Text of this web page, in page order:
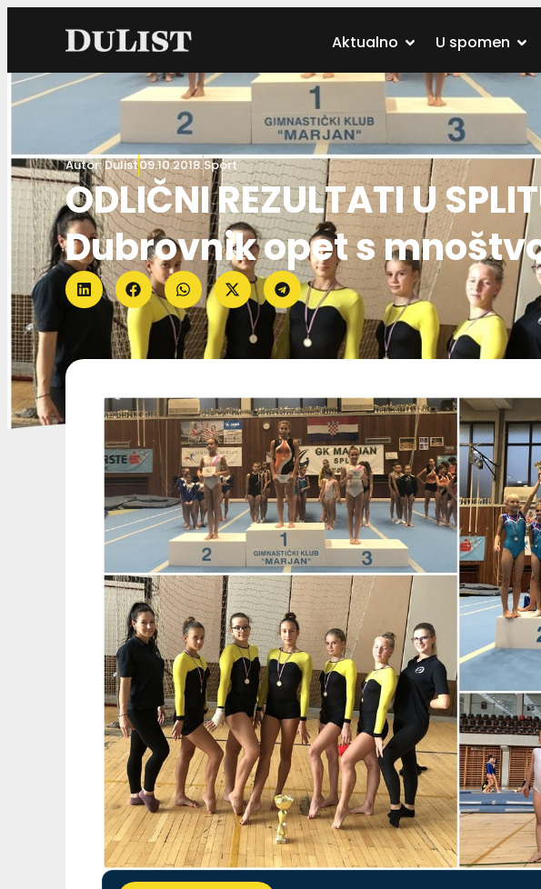
Aktualno U spomen
Autor:Dulist09.10.2018.Sport
ODLIČNI REZULTATI U
Dubrovnik opet s